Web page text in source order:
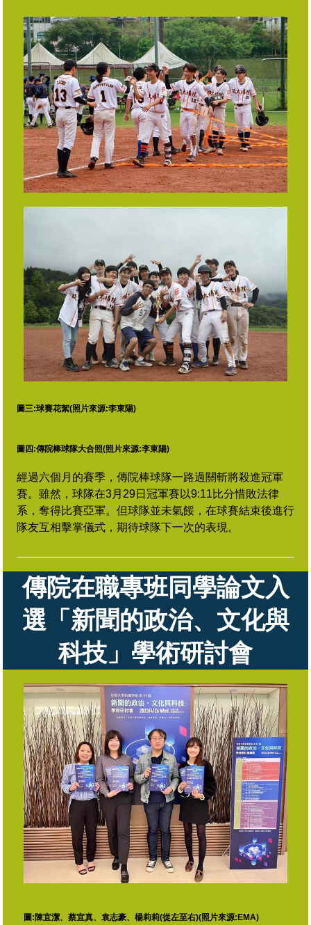
圖三:球賽花絮(照片來源:李東陽)
圖四:傳院棒球隊大合照(照片來源:李東陽)
經過六個月的賽季，傳院棒球隊一路過關斬將殺進冠軍
賽。雖然，球隊在3月29日 冠軍賽 以9:11比分惜敗法律
系，奪得比賽亞軍。但球隊並未氣餒，在球賽結束後進行
隊友互相擊掌儀式，期待球隊下一次的表現。
傳院在職專班同學論文入
選 「新聞的政治、文化與
科技」學術研討會
圖:陳宜潔、蔡宜真、袁志豪、楊莉莉(從左至右)(照片來源:EMA)